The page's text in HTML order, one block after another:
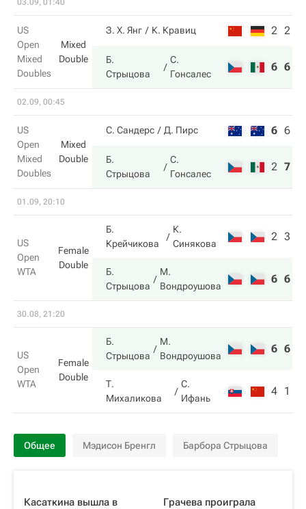
03.09, 01:40
US
Open
Mixed
Doubles
Mixed
Double
З. Х. Янг К. Кравиц 2 2
Б.
Стрыцова
С.
Гонсалес
6 6
02.09, 00:45
US
Open
Mixed
Doubles
Mixed
Double
С. Сандерс Д. Пирс 6 6
Б.
Стрыцова
С.
Гонсалес
2 7
01.09, 20:10
US
Open
WTA
Female
Double
Б.
Крейчикова
К.
Синякова
2 3
Б.
Стрыцова
М.
Вондроушова
6 6
30.08, 21:20
US
Open
WTA
Female
Double
Б.
Стрыцова
М.
Вондроушова
6 6
Т.
Михаликова
С.
Ифань
4 1
Общее Мэдисон Бренгл Барбора Стрыцова
Касаткина вышла в
Грачева проиграла